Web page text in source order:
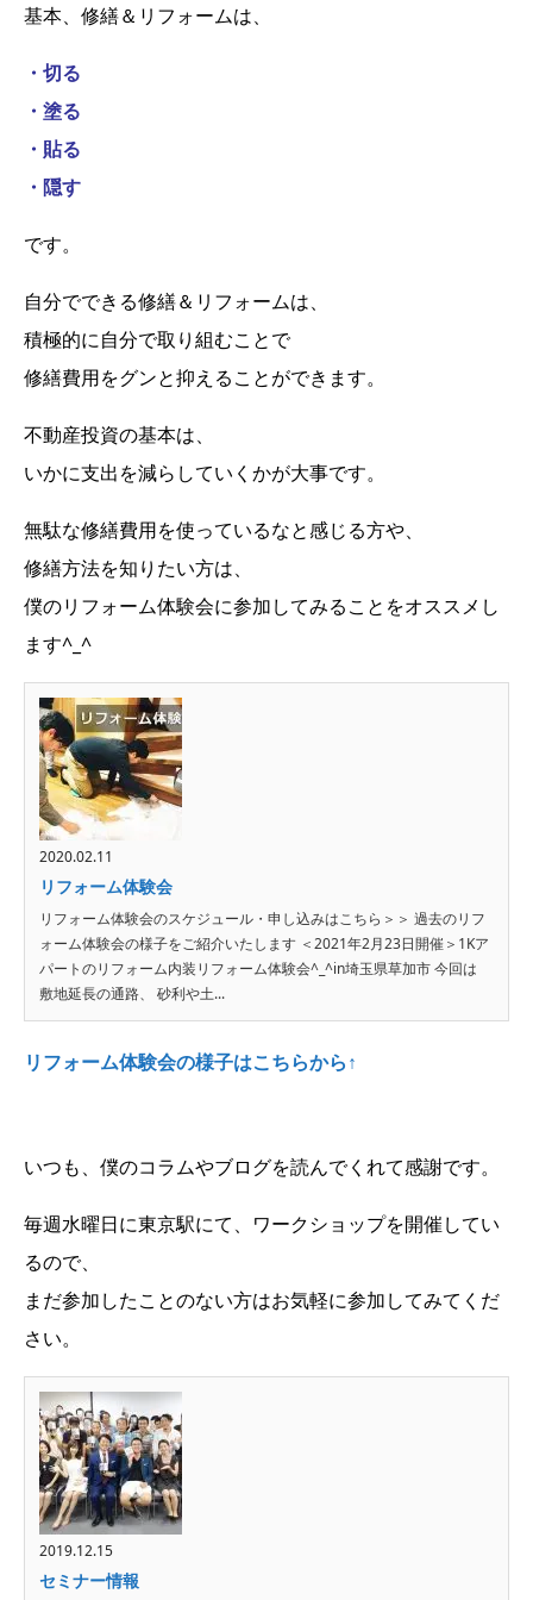
基本、修繕＆リフォームは、
・切る
・塗る
・貼る
・隠す
です。
自分でできる修繕＆リフォームは、
積極的に自分で取り組むことで
修繕費用をグンと抑えることができます。
不動産投資の基本は、
いかに支出を減らしていくかが大事です。
無駄な修繕費用を使っているなと感じる方や、
修繕方法を知りたい方は、
僕のリフォーム体験会に参加してみることをオススメし
ます^_^
2020.02.11
リフォーム体験会
リフォーム体験会のスケジュール・申し込みはこちら＞＞ 過去のリフ
ォーム体験会の様子をご紹介いたします ＜2021年2月23日開催＞1Kア
パートのリフォーム内装リフォーム体験会^_^in埼玉県草加市 今回は
敷地延長の通路、 砂利や土...
リフォーム体験会の様子はこちらから↑
いつも、僕のコラムやブログを読んでくれて感謝です。
毎週水曜日に東京駅にて、ワークショップを開催してい
るので、
まだ参加したことのない方はお気軽に参加してみてくだ
さい。
2019.12.15
セミナー情報